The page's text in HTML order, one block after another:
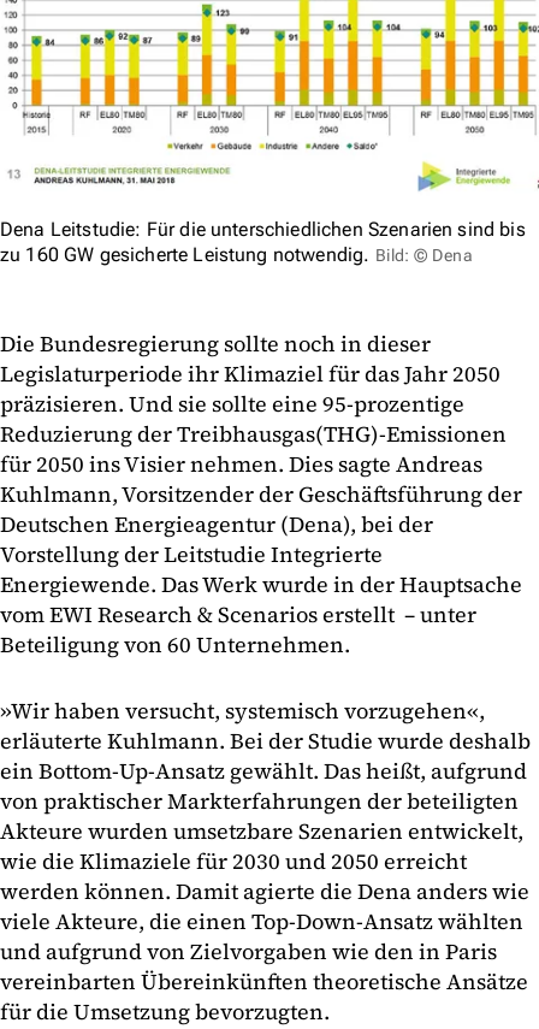
Dena Leitstudie: Für die unterschiedlichen Szenarien sind bis
zu 160 GW gesicherte Leistung notwendig. Bild: © Dena
Die Bundesregierung sollte noch in dieser
Legislaturperiode ihr Klimaziel für das Jahr 2050
präzisieren. Und sie sollte eine 95-prozentige
Reduzierung der Treibhausgas(THG)-Emissionen
für 2050 ins Visier nehmen. Dies sagte Andreas
Kuhlmann, Vorsitzender der Geschäftsführung der
Deutschen Energieagentur (Dena), bei der
Vorstellung der Leitstudie Integrierte
Energiewende. Das Werk wurde in der Hauptsache
vom EWI Research & Scenarios erstellt – unter
Beteiligung von 60 Unternehmen.
»Wir haben versucht, systemisch vorzugehen«,
erläuterte Kuhlmann. Bei der Studie wurde deshalb
ein Bottom-Up-Ansatz gewählt. Das heißt, aufgrund
von praktischer Markterfahrungen der beteiligten
Akteure wurden umsetzbare Szenarien entwickelt,
wie die Klimaziele für 2030 und 2050 erreicht
werden können. Damit agierte die Dena anders wie
viele Akteure, die einen Top-Down-Ansatz wählten
und aufgrund von Zielvorgaben wie den in Paris
vereinbarten Übereinkünften theoretische Ansätze
für die Umsetzung bevorzugten.